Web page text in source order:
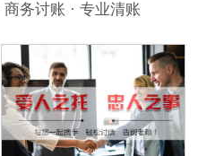
务讨账 · 专业清账